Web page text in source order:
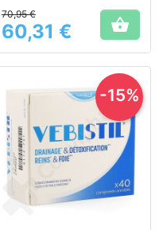
Prix
70,95 €
60,31 € 
-15%